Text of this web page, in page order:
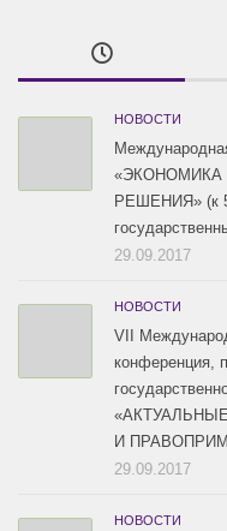
НОВОСТИ
РЕШЕНИЯ» (к
29.09.2017
НОВОСТИ
VII
конференция,
И
29.09.2017
НОВОСТИ